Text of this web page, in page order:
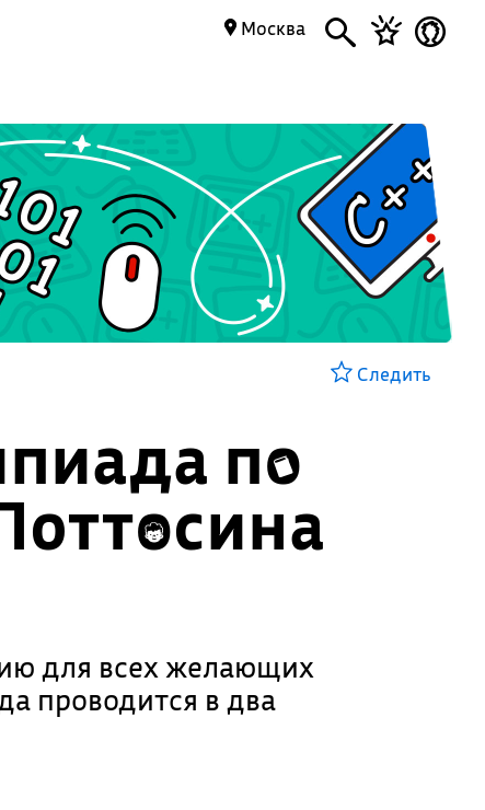
Москва
Следить
по
для всех желающих
проводится в два